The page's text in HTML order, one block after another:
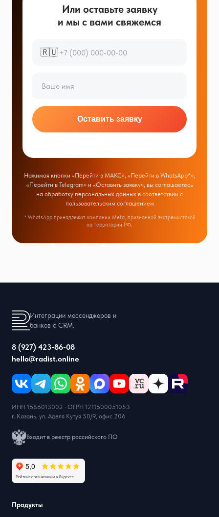
Или оставьте заявку
и мы с вами свяжемся
🇷🇺
Оставить заявку
Нажимая кнопки «Перейти в МАКС», «Перейти в WhatsApp*»,
«Перейти в Telegram» и «Оставить заявку», вы соглашаетесь
на обработку персональных данных в соответствии с
пользовательским соглашением
* WhatsApp принадлежит компании Meta, признанной экстремистской
на территории РФ.
Интеграции мессенджеров и
банков с CRM.
8 (927) 423-86-08
hello@radist.online
ИНН 1686013002 · ОГРН 1211600051053
г. Казань, ул. Аделя Кутуя 50/9, офис 206
Входит в реестр российского ПО
Продукты